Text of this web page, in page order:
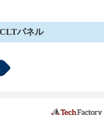
パネル